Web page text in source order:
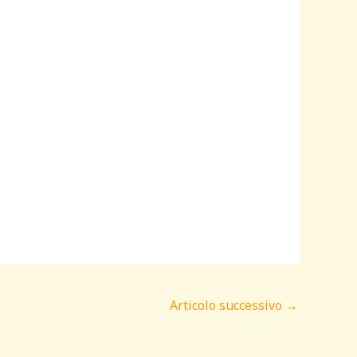
Articolo successivo →